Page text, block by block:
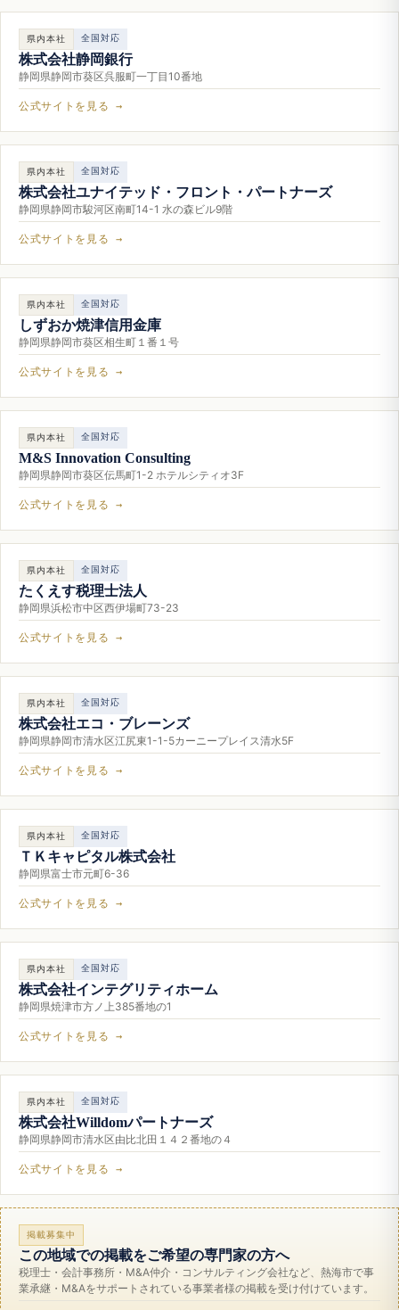
県内本社 全国対応
株式会社静岡銀行
静岡県静岡市葵区呉服町一丁目10番地
公式サイトを見る →
県内本社 全国対応
株式会社ユナイテッド・フロント・パートナーズ
静岡県静岡市駿河区南町14-1 水の森ビル9階
公式サイトを見る →
県内本社 全国対応
しずおか焼津信用金庫
静岡県静岡市葵区相生町１番１号
公式サイトを見る →
県内本社 全国対応
M&S Innovation Consulting
静岡県静岡市葵区伝馬町1-2 ホテルシティオ3F
公式サイトを見る →
県内本社 全国対応
たくえす税理士法人
静岡県浜松市中区西伊場町73-23
公式サイトを見る →
県内本社 全国対応
株式会社エコ・ブレーンズ
静岡県静岡市清水区江尻東1-1-5カーニープレイス清水5F
公式サイトを見る →
県内本社 全国対応
ＴＫキャピタル株式会社
静岡県富士市元町6-36
公式サイトを見る →
県内本社 全国対応
株式会社インテグリティホーム
静岡県焼津市方ノ上385番地の1
公式サイトを見る →
県内本社 全国対応
株式会社Willdomパートナーズ
静岡県静岡市清水区由比北田１４２番地の４
公式サイトを見る →
掲載募集中
この地域での掲載をご希望の専門家の方へ
税理士・会計事務所・M&A仲介・コンサルティング会社など、熱海市で事
業承継・M&Aをサポートされている事業者様の掲載を受け付けています。